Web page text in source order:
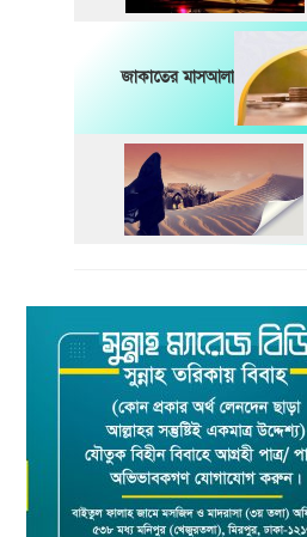
জাকাতের মাসআলা